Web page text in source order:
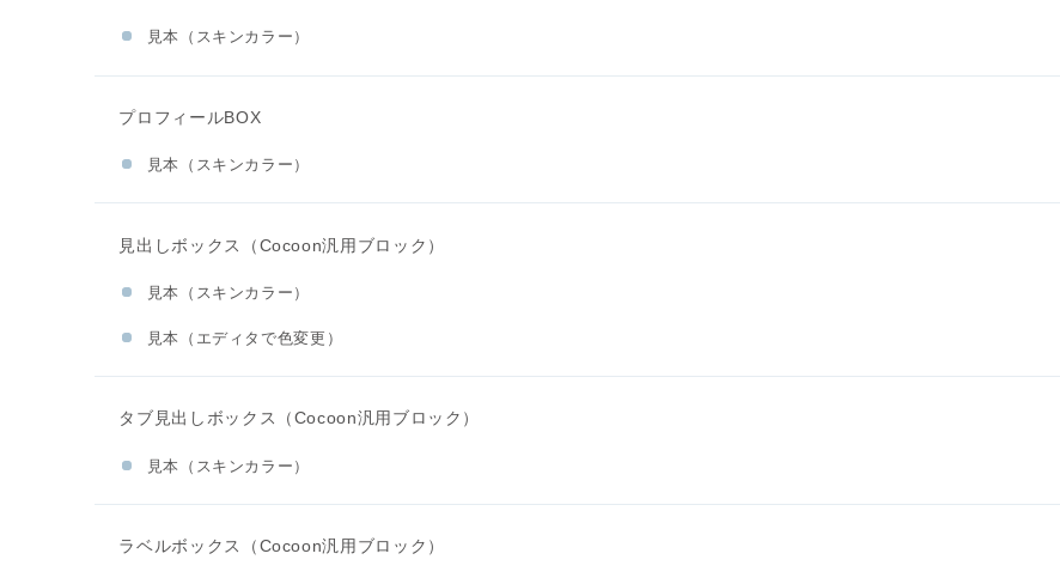
見本（スキンカラー）
プロフィールBOX
見本（スキンカラー）
見出しボックス（Cocoon汎用ブロック）
見本（スキンカラー）
見本（エディタで色変更）
タブ見出しボックス（Cocoon汎用ブロック）
見本（スキンカラー）
ラベルボックス（Cocoon汎用ブロック）